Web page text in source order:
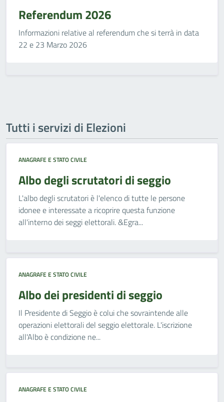
Referendum 2026
Informazioni relative al referendum che si terrà in data
22 e 23 Marzo 2026
Tutti i servizi di Elezioni
ANAGRAFE E STATO CIVILE
Albo degli scrutatori di seggio
L'albo degli scrutatori è l'elenco di tutte le persone
idonee e interessate a ricoprire questa funzione
all'interno dei seggi elettorali. &Egra...
ANAGRAFE E STATO CIVILE
Albo dei presidenti di seggio
Il Presidente di Seggio è colui che sovraintende alle
operazioni elettorali del seggio elettorale. L'iscrizione
all'Albo è condizione ne...
ANAGRAFE E STATO CIVILE